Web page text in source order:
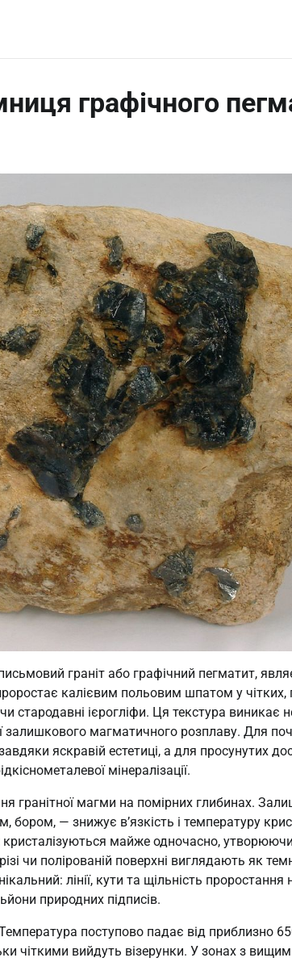
графічного
граніт або графічний пегматит,
калієвим польовим шпатом у чітких,
стародавні ієрогліфи. Ця текстура виникає
залишкового магматичного розплаву. Для
яскравій естетиці, а для просунутих
мінералізації.
гранітної магми на помірних глибинах.
— знижує в’язкість і температуру
майже одночасно,
чи полірованій поверхні виглядають як
лінії, кути та щільність проростання
природних підписів.
поступово падає від приблизно
чіткими вийдуть візерунки. У зонах з